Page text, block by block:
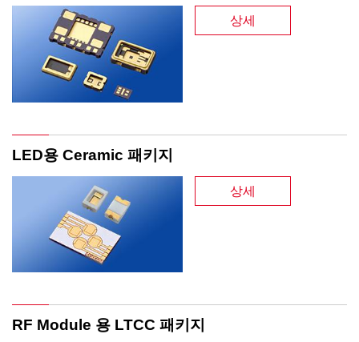
상세
LED용 Ceramic 패키지
상세
RF Module 용 LTCC 패키지